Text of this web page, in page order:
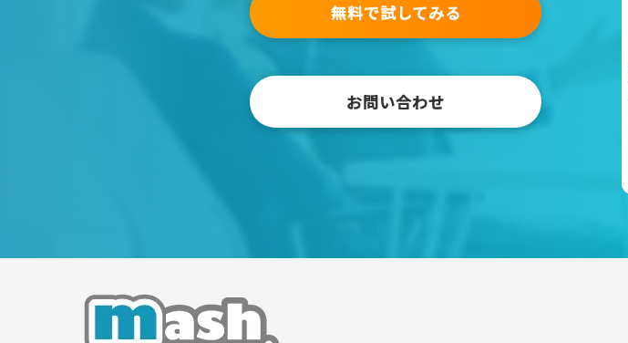
無料で試してみる
お問い合わせ